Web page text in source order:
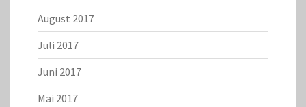
August 2017
Juli 2017
Juni 2017
Mai 2017